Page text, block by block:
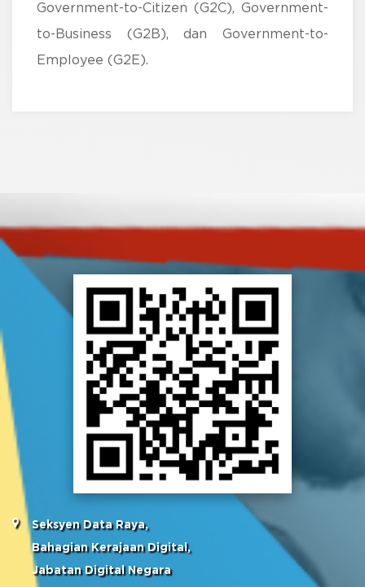
Government-to-Citizen (G2C), Government-
to-Business (G2B), dan Government-to-
Employee (G2E).
Seksyen Data Raya,
Bahagian Kerajaan Digital,
Jabatan Digital Negara